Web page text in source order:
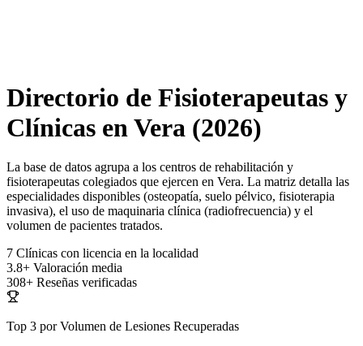
Directorio de Fisioterapeutas y
Clínicas en Vera (2026)
La base de datos agrupa a los centros de rehabilitación y
fisioterapeutas colegiados que ejercen en Vera. La matriz detalla las
especialidades disponibles (osteopatía, suelo pélvico, fisioterapia
invasiva), el uso de maquinaria clínica (radiofrecuencia) y el
volumen de pacientes tratados.
7 Clínicas con licencia en la localidad
3.8+ Valoración media
308+ Reseñas verificadas
Top 3 por Volumen de Lesiones Recuperadas